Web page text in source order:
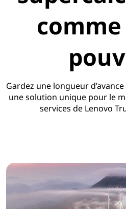
Gardez une longueur
une solution unique pour le
services de Lenovo